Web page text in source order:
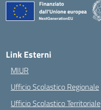
Link Esterni
MIUR
Ufficio Scolastico Regionale
Ufficio Scolastico Territoriale